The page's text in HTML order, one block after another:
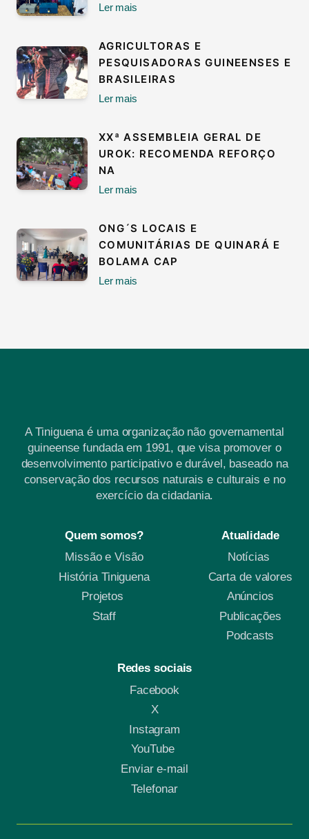
Ler mais
AGRICULTORAS E
PESQUISADORAS GUINEENSES E
BRASILEIRAS
Ler mais
XXª ASSEMBLEIA GERAL DE
UROK: RECOMENDA REFORÇO
NA
Ler mais
ONG´S LOCAIS E
COMUNITÁRIAS DE QUINARÁ E
BOLAMA CAP
Ler mais
A Tiniguena é uma organização não governamental
guineense fundada em 1991, que visa promover o
desenvolvimento participativo e durável, baseado na
conservação dos recursos naturais e culturais e no
exercício da cidadania.
Quem somos?
Missão e Visão
História Tiniguena
Projetos
Staff
Atualidade
Notícias
Carta de valores
Anúncios
Publicações
Podcasts
Redes sociais
Facebook
X
Instagram
YouTube
Enviar e-mail
Telefonar